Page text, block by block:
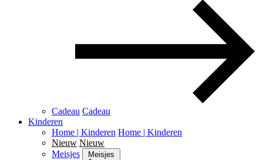
Cadeau Cadeau
Kinderen
Home | Kinderen Home | Kinderen
Nieuw Nieuw
Meisjes
Meisjes